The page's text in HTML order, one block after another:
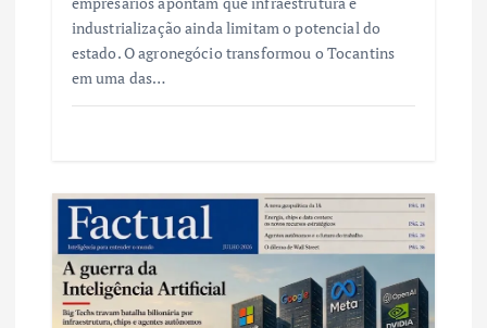
industrialização ainda limitam o potencial do
estado. O agronegócio transformou o Tocantins
em uma das…